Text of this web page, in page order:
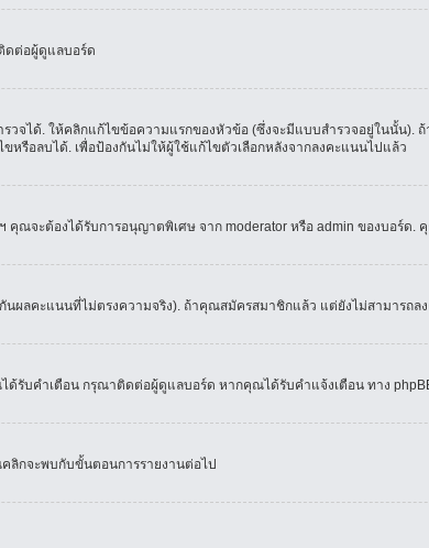
ดต่อผู้ดูแลบอร์ด
จได้. ให้คลิกแก้ไขข้อความแรกของหัวข้อ (ซึ่งจะมีแบบสำรวจอยู่ในนั้น).
หรือลบได้. เพื่อป้องกันไม่ให้ผู้ใช้แก้ไขตัวเลือกหลังจากลงคะแนนไปแล้ว
คุณจะต้องได้รับการอนุญาตพิเศษ จาก moderator หรือ admin ของบอร์ด.
ผลคะแนนที่ไม่ตรงความจริง). ถ้าคุณสมัครสมาชิกแล้ว แต่ยังไม่สามารถ
บคำเตือน กรุณาติดต่อผู้ดูแลบอร์ด หากคุณได้รับคำแจ้งเตือน ทาง
กจะพบกับขั้นตอนการรายงานต่อไป